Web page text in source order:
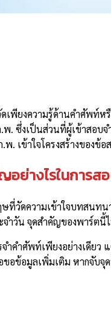
พียงความรู้ด้านคำศัพท์
.พ. ซึ่งเป็นส่วนที่ผู้เข้าส
. เข้าใจโครงสร้างขอ
อย่างไรในการส
วัดความเข้าใจบทสนท
ำวัน จุดสำคัญของพาร์ต
คำศัพท์เพียงอย่างเดีย
อข้อมูลเพิ่มเติม หากจับ